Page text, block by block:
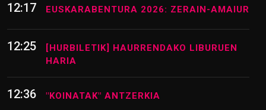
12:17 EUSKARABENTURA 2026: ZERAIN-AMAIUR
12:25
[HURBILETIK] HAURRENDAKO LIBURUEN
HARIA
12:36 "KOINATAK" ANTZERKIA